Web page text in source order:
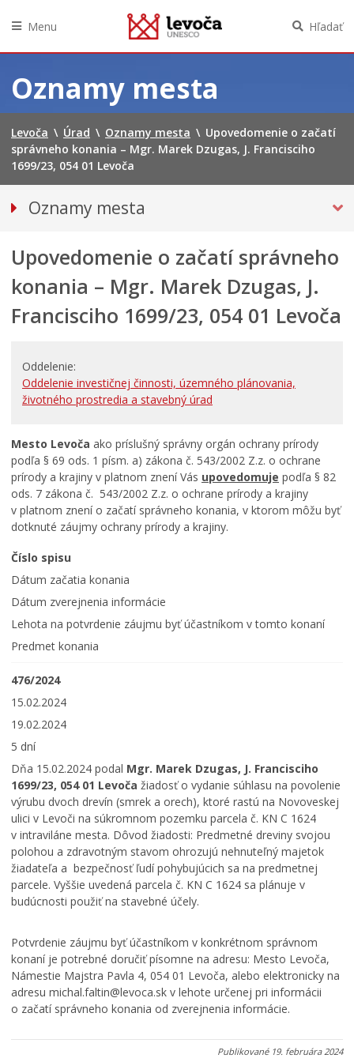
obsah
Menu Hľadať
Oznamy mesta
Levoča \ Úrad \ Oznamy mesta \ Upovedomenie o začatí
správneho konania – Mgr. Marek Dzugas, J. Francisciho
1699/23, 054 01 Levoča
Oznamy mesta
Bezpečnosť
Doprava, údržba komunikácií
Kultúra, šport a propagácia
RODINA, ŽIVOT, BÝVANIE
Školstvo
Zamestnanie v samospráve
ŽIVOTNÉ PROSTREDIE A ODPADY
Upovedomenie o začatí správneho
konania – Mgr. Marek Dzugas, J.
Francisciho 1699/23, 054 01 Levoča
Oddelenie
Oddelenie investičnej činnosti, územného plánovania,
životného prostredia a stavebný úrad
Mesto Levoča ako príslušný správny orgán ochrany prírody
podľa § 69 ods. 1 písm. a) zákona č. 543/2002 Z.z. o ochrane
prírody a krajiny v platnom znení Vás upovedomuje podľa § 82
ods. 7 zákona č. 543/2002 Z.z. o ochrane prírody a krajiny
v platnom znení o začatí správneho konania, v ktorom môžu byť
dotknuté záujmy ochrany prírody a krajiny.
Číslo spisu
Dátum začatia konania
Dátum zverejnenia informácie
Lehota na potvrdenie záujmu byť účastníkom v tomto konaní
Predmet konania
476/2024
15.02.2024
19.02.2024
5 dní
Dňa 15.02.2024 podal Mgr. Marek Dzugas, J. Francisciho
1699/23, 054 01 Levoča žiadosť o vydanie súhlasu na povolenie
výrubu dvoch drevín (smrek a orech), ktoré rastú na Novoveskej
ulici v Levoči na súkromnom pozemku parcela č. KN C 1624
v intraviláne mesta. Dôvod žiadosti: Predmetné dreviny svojou
polohou a zdravotným stavom ohrozujú nehnuteľný majetok
žiadateľa a bezpečnosť ľudí pohybujúcich sa na predmetnej
parcele. Vyššie uvedená parcela č. KN C 1624 sa plánuje v
budúcnosti použiť na stavebné účely.
Potvrdenie záujmu byť účastníkom v konkrétnom správnom
konaní je potrebné doručiť písomne na adresu: Mesto Levoča,
Námestie Majstra Pavla 4, 054 01 Levoča, alebo elektronicky na
adresu michal.faltin@levoca.sk v lehote určenej pri informácii
o začatí správneho konania od zverejnenia informácie.
Publikované 19. februára 2024